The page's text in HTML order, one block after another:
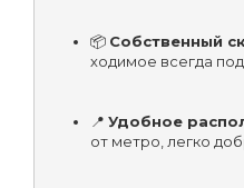
📦 Собственный
ходимое всегда
📍 Удобное
от метро, легко